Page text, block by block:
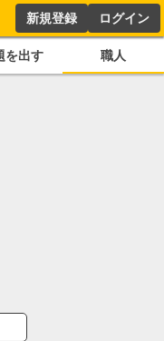
新規登録 ログイン
を出す 職人